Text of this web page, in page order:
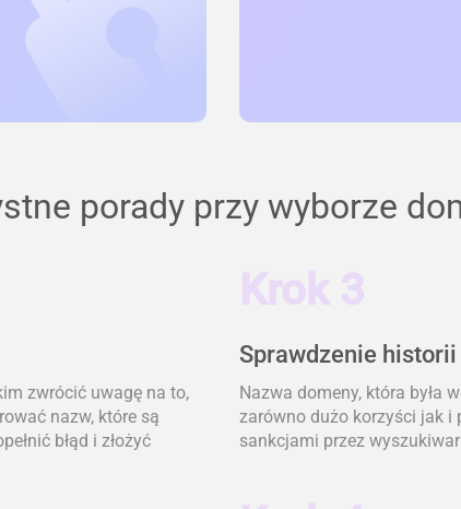
porady przy wyborze
zwrócić uwagę na to,
nazw, które są
błąd i złożyć
Krok 3
Sprawdzenie
Nazwa domeny, która była
zarówno dużo korzyści jak i
sankcjami przez